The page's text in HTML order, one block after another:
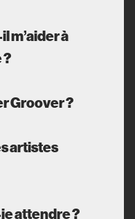
m’aider à
?
Groover ?
artistes
attendre ?